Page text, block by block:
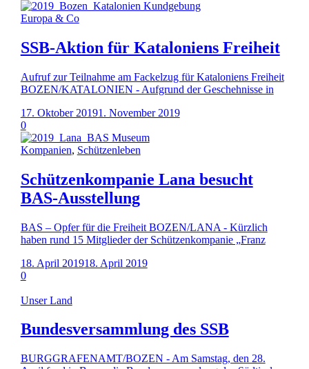
Europa & Co
SSB-Aktion für Kataloniens Freiheit
Aufruf zur Teilnahme am Fackelzug für Kataloniens Freiheit
BOZEN/KATALONIEN - Aufgrund der Geschehnisse in
17. Oktober 20191. November 2019
0
Kompanien, Schützenleben
Schützenkompanie Lana besucht
BAS-Ausstellung
BAS – Opfer für die Freiheit BOZEN/LANA - Kürzlich
haben rund 15 Mitglieder der Schützenkompanie „Franz
18. April 201918. April 2019
0
Unser Land
Bundesversammlung des SSB
BURGGRAFENAMT/BOZEN - Am Samstag, den 28.